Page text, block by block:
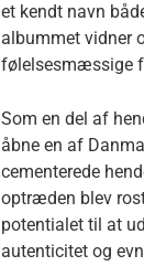
et kendt navn
albummet vidner
følelsesmæssige
Som en del af
åbne en af
cementerede
optræden blev
potentialet til at
autenticitet og